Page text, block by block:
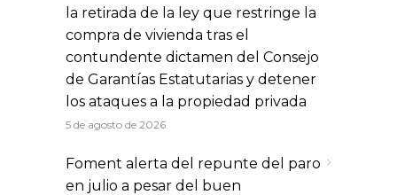
la retirada de la ley que restringe la
compra de vivienda tras el
contundente dictamen del Consejo
de Garantías Estatutarias y detener
los ataques a la propiedad privada
5 de agosto de 2026
Foment alerta del repunte del paro
en julio a pesar del buen